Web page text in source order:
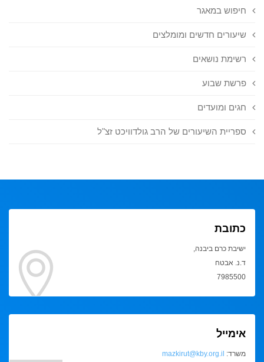
חיפוש במאגר
שיעורים חדשים ומומלצים
רשימת נושאים
פרשת שבוע
חגים ומועדים
ספריית השיעורים של הרב גולדוויכט זצ"ל
כתובת
ישיבת כרם ביבנה,
ד.נ. אבטח
7985500
אימייל
משרד: mazkirut@kby.org.il